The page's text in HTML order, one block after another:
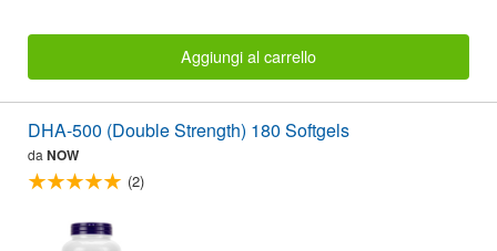
Aggiungi al carrello
DHA-500 (Double Strength) 180 Softgels
da NOW
(2)